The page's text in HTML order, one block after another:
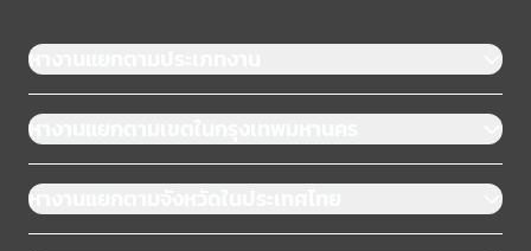
หางานแยกตามประเภทงาน
หางานแยกตามเขตในกรุงเทพมหานคร
หางานแยกตามจังหวัดในประเทศไทย